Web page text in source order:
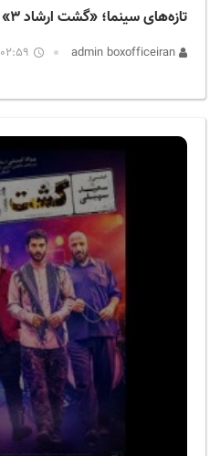
تازه‌های سینما؛ «گشت ارشاد ۳» با «رویای کاغذی» و «اُرف»
02:59